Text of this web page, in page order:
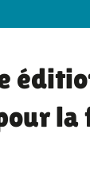
la